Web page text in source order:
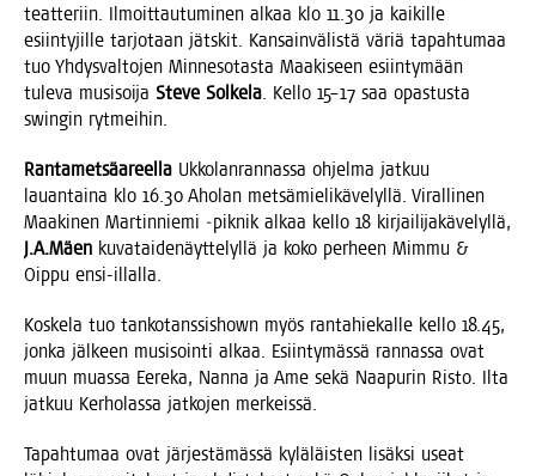
teat­te­riin. Ilmoit­tau­tu­mi­nen alkaa klo 11.30 ja kai­kil­le
esiin­ty­jil­le tar­jo­taan jäts­kit. Kan­sain­vä­lis­tä väriä tapah­tu­maa
tuo Yhdys­val­to­jen Min­ne­so­tas­ta Maa­ki­seen esiin­ty­mään
tule­va musi­soi­ja Ste­ve Sol­ke­la. Kel­lo 15–17 saa opas­tus­ta
swin­gin rytmeihin.
Ran­ta­met­sä­areel­la Ukko­lan­ran­nas­sa ohjel­ma jat­kuu
lau­an­tai­na klo 16.30 Aho­lan met­sä­mie­li­kä­ve­lyl­lä. Viral­li­nen
Maa­ki­nen Mar­tin­nie­mi ‑pik­nik alkaa kel­lo 18 kir­jai­li­ja­kä­ve­lyl­lä,
J.A.Mäen kuva­tai­de­näyt­te­lyl­lä ja koko per­heen Mim­mu &
Oip­pu ensi-illalla.
Kos­ke­la tuo tan­ko­tans­sis­hown myös ran­ta­hie­kal­le kel­lo 18.45,
jon­ka jäl­keen musi­soin­ti alkaa. Esiin­ty­mäs­sä ran­nas­sa ovat
muun muas­sa Eere­ka, Nan­na ja Ame sekä Naa­pu­rin Ris­to. Ilta
jat­kuu Ker­ho­las­sa jat­ko­jen merkeissä.
Tapah­tu­maa ovat jär­jes­tä­mäs­sä kylä­läis­ten lisäk­si useat